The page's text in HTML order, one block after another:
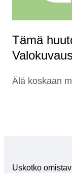
Tämä
Älä koskaan
Uskotko